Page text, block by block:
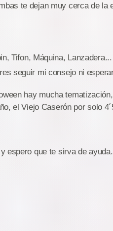
te dejan muy cerca de la
Tifon, Máquina,
seguir mi consejo ni
hay mucha
el Viejo Caserón por solo
espero que te sirva de ayuda.